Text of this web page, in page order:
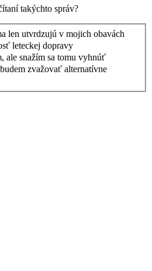
takýchto správ?
len utvrdzujú v mojich obavách
leteckej dopravy
ale snažím sa tomu vyhnúť
zvažovať alternatívne